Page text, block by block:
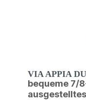
VIA APPIA
bequeme 7/